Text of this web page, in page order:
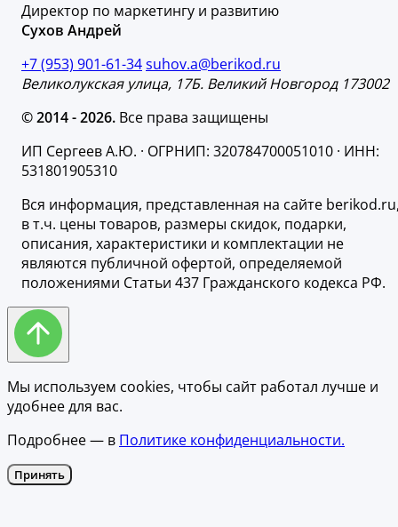
Директор по маркетингу и развитию
Сухов Андрей
+7 (953) 901-61-34suhov.a@berikod.ru
Великолукская улица, 17Б. Великий Новгород 173002
© 2014 - 2026. Все права защищены
ИП Сергеев А.Ю. · ОГРНИП: 320784700051010 · ИНН:
531801905310
Вся информация, представленная на сайте
в т.ч. цены товаров, размеры скидок, подарки,
описания, характеристики и комплектации не
являются публичной офертой, определяемой
положениями Статьи 437 Гражданского кодекса РФ.
Мы используем cookies, чтобы сайт работал лучше и
удобнее для вас.
Подробнее — в Политике конфиденциальности.
Принять